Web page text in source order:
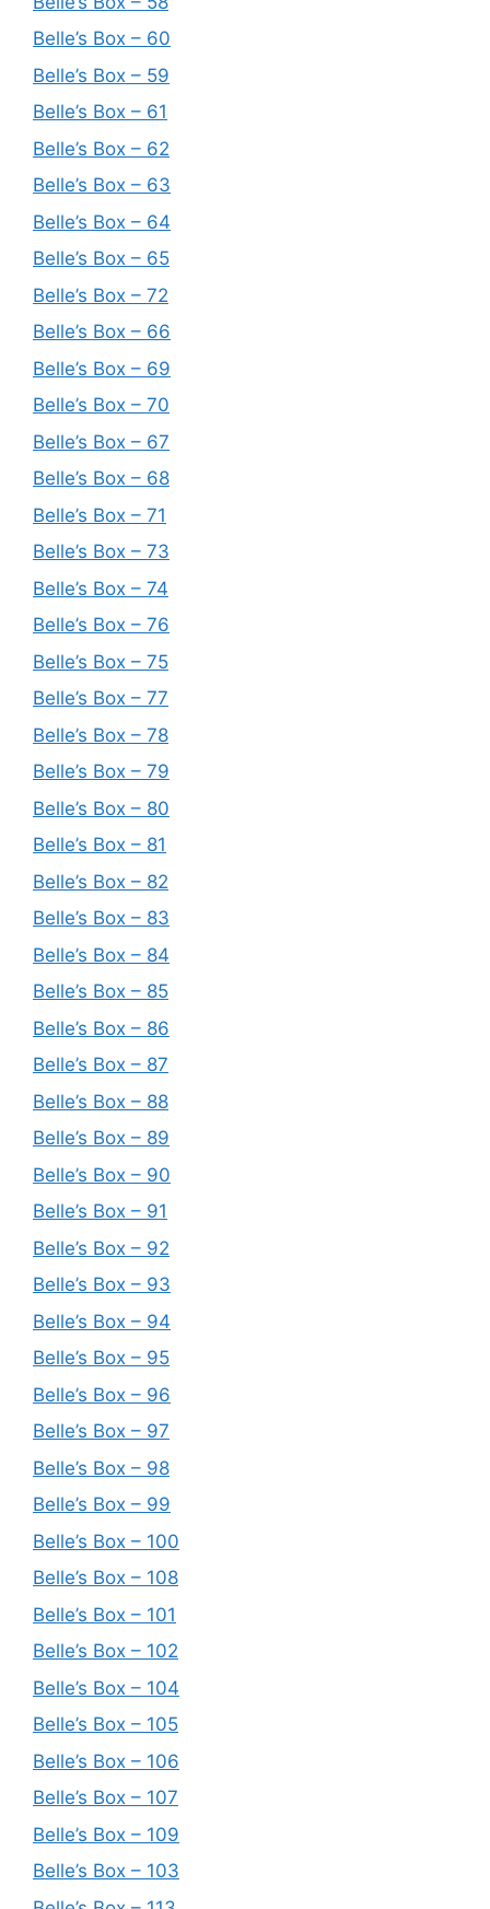
Belle’s Box – 60
Belle’s Box – 59
Belle’s Box – 61
Belle’s Box – 62
Belle’s Box – 63
Belle’s Box – 64
Belle’s Box – 65
Belle’s Box – 72
Belle’s Box – 66
Belle’s Box – 69
Belle’s Box – 70
Belle’s Box – 67
Belle’s Box – 68
Belle’s Box – 71
Belle’s Box – 73
Belle’s Box – 74
Belle’s Box – 76
Belle’s Box – 75
Belle’s Box – 77
Belle’s Box – 78
Belle’s Box – 79
Belle’s Box – 80
Belle’s Box – 81
Belle’s Box – 82
Belle’s Box – 83
Belle’s Box – 84
Belle’s Box – 85
Belle’s Box – 86
Belle’s Box – 87
Belle’s Box – 88
Belle’s Box – 89
Belle’s Box – 90
Belle’s Box – 91
Belle’s Box – 92
Belle’s Box – 93
Belle’s Box – 94
Belle’s Box – 95
Belle’s Box – 96
Belle’s Box – 97
Belle’s Box – 98
Belle’s Box – 99
Belle’s Box – 100
Belle’s Box – 108
Belle’s Box – 101
Belle’s Box – 102
Belle’s Box – 104
Belle’s Box – 105
Belle’s Box – 106
Belle’s Box – 107
Belle’s Box – 109
Belle’s Box – 103